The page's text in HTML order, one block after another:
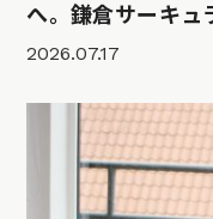
へ。鎌倉サーキュ
2026.07.17